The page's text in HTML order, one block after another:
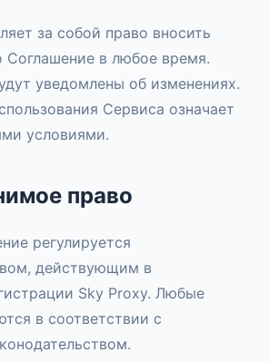
за собой право вносить
Соглашение в любое время.
уведомлены об изменениях.
Сервиса означает
условиями.
право
регулируется
действующим в
Sky Proxy. Любые
в соответствии с